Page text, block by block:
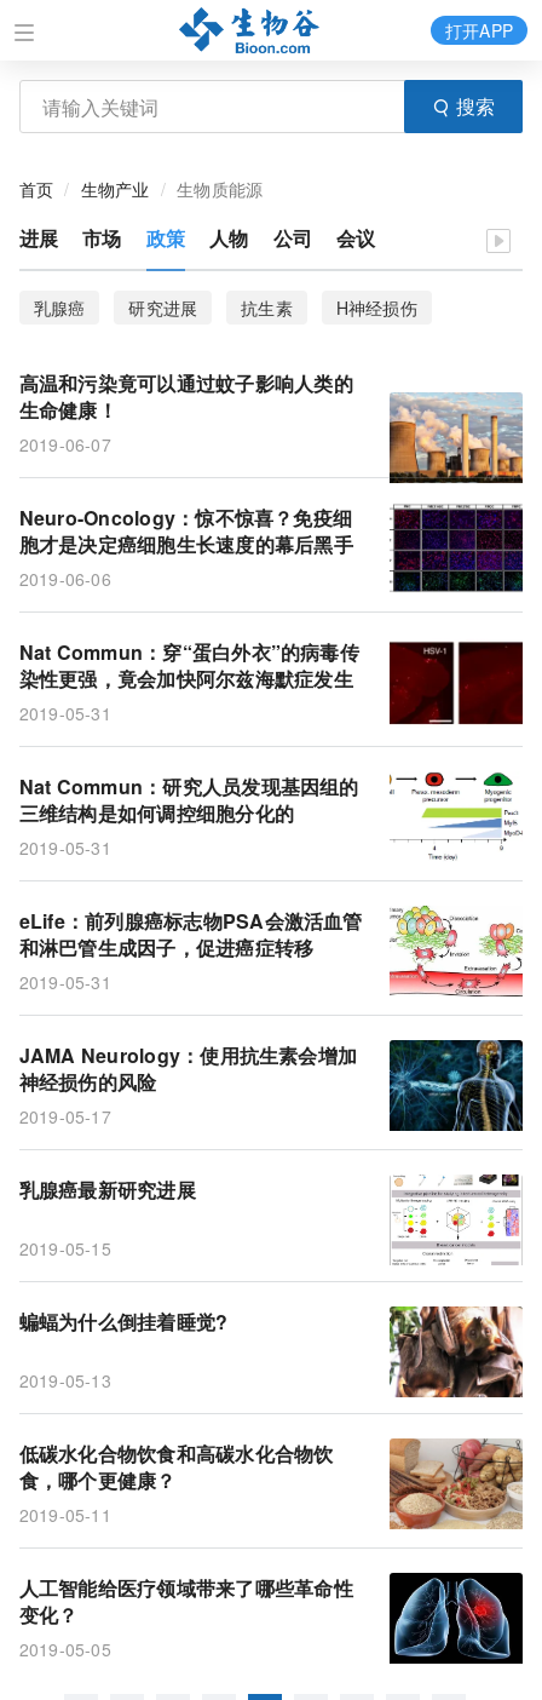
搜索
打开APP
首页 生物产业 生物质能源
进展 市场 政策 人物 公司 会议
乳腺癌 研究进展 抗生素
H神经损伤
人工智能
健康饮食
蝙蝠
生长速度
蚊子
传染性
病毒 基因组 细胞分化
三维结构
高温和污染竟可以通过蚊子影响人类的
生命健康！
2019-06-07
Neuro-Oncology：惊不惊喜？免疫细
胞才是决定癌细胞生长速度的幕后黑手
2019-06-06
Nat Commun：穿“蛋白外衣”的病毒传
染性更强，竟会加快阿尔兹海默症发生
2019-05-31
Nat Commun：研究人员发现基因组的
三维结构是如何调控细胞分化的
2019-05-31
eLife：前列腺癌标志物PSA会激活血管
和淋巴管生成因子，促进癌症转移
2019-05-31
JAMA Neurology：使用抗生素会增加
神经损伤的风险
2019-05-17
乳腺癌最新研究进展
2019-05-15
蝙蝠为什么倒挂着睡觉?
2019-05-13
低碳水化合物饮食和高碳水化合物饮
食，哪个更健康？
2019-05-11
人工智能给医疗领域带来了哪些革命性
变化？
2019-05-05